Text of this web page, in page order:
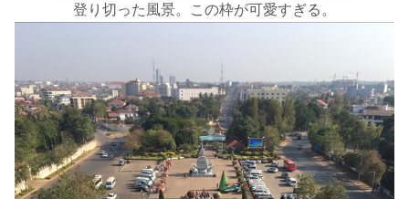
登り切った風景。この枠が可愛すぎる。